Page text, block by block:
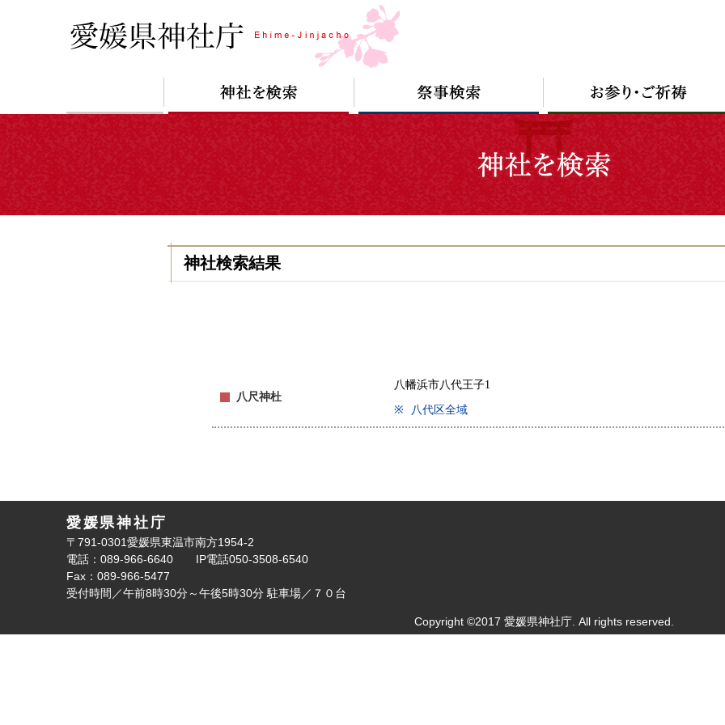
神社検索結果
八尺神杜
八幡浜市八代王子1
※ 八代区全域
愛媛県神社庁
〒791-0301愛媛県東温市南方1954-2
電話：089-966-6640 IP電話050-3508-6540
Fax：089-966-5477
受付時間／午前8時30分～午後5時30分 駐車場／７０台
Copyright ©2017 愛媛県神社庁. All rights reserved.